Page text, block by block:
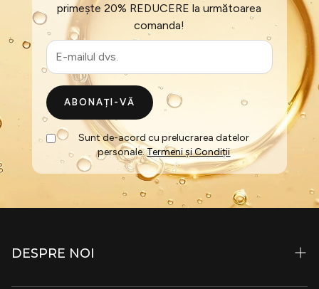
primește 20% REDUCERE la următoarea
comanda!
ABONAȚI-VĂ
Sunt de-acord cu prelucrarea datelor
personale.Termeni și Condiții
DESPRE NOI